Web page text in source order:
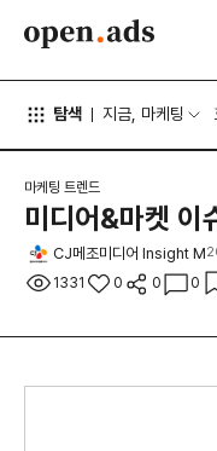
탐색 지금, 마케팅
마케팅 트렌드
미디어&마켓
CJ메조미디어 Insight M
1331 0 0 0